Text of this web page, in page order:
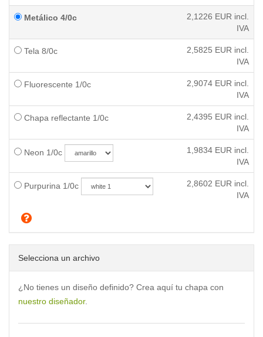
Metálico 4/0c 2,1226 EUR incl.
IVA
Tela 8/0c 2,5825 EUR incl.
IVA
Fluorescente 1/0c 2,9074 EUR incl.
IVA
Chapa reflectante 1/0c 2,4395 EUR incl.
IVA
Neon 1/0c 1,9834 EUR incl.
IVA
Purpurina 1/0c 2,8602 EUR incl.
IVA
Selecciona un archivo
¿No tienes un diseño definido? Crea aquí tu chapa con
nuestro diseñador.